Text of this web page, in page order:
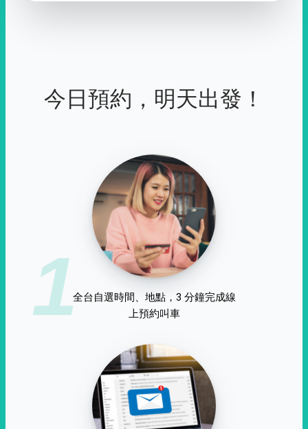
今日預約，明天出發！
1全台自選時間、地點，3 分鐘完成線
上預約叫車